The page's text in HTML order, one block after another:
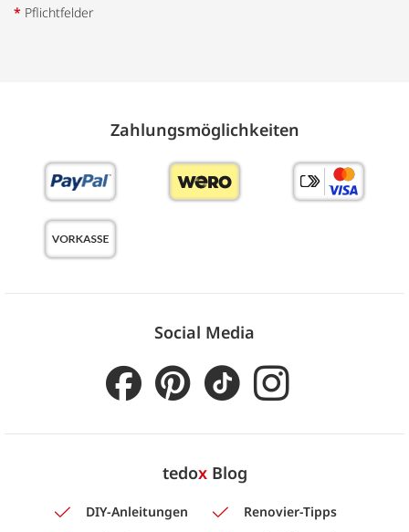
* Pflichtfelder
Zahlungs­möglich­keiten
Social Media
tedoxBlog
DIY-Anleitungen
Renovier-Tipps